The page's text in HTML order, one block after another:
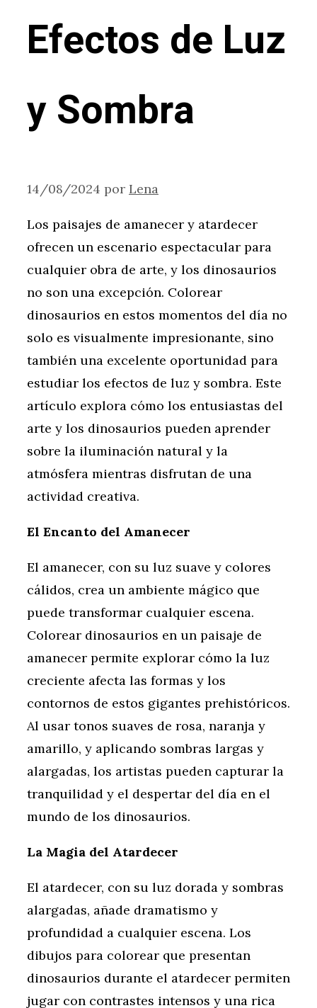
Efectos de Luz
y Sombra
14/08/2024 por Lena
Los paisajes de amanecer y atardecer
ofrecen un escenario espectacular para
cualquier obra de arte, y los dinosaurios
no son una excepción. Colorear
dinosaurios en estos momentos del día no
solo es visualmente impresionante, sino
también una excelente oportunidad para
estudiar los efectos de luz y sombra. Este
artículo explora cómo los entusiastas del
arte y los dinosaurios pueden aprender
sobre la iluminación natural y la
atmósfera mientras disfrutan de una
actividad creativa.
El Encanto del Amanecer
El amanecer, con su luz suave y colores
cálidos, crea un ambiente mágico que
puede transformar cualquier escena.
Colorear dinosaurios en un paisaje de
amanecer permite explorar cómo la luz
creciente afecta las formas y los
contornos de estos gigantes prehistóricos.
Al usar tonos suaves de rosa, naranja y
amarillo, y aplicando sombras largas y
alargadas, los artistas pueden capturar la
tranquilidad y el despertar del día en el
mundo de los dinosaurios.
La Magia del Atardecer
El atardecer, con su luz dorada y sombras
alargadas, añade dramatismo y
profundidad a cualquier escena. Los
dibujos para colorear que presentan
dinosaurios durante el atardecer permiten
jugar con contrastes intensos y una rica